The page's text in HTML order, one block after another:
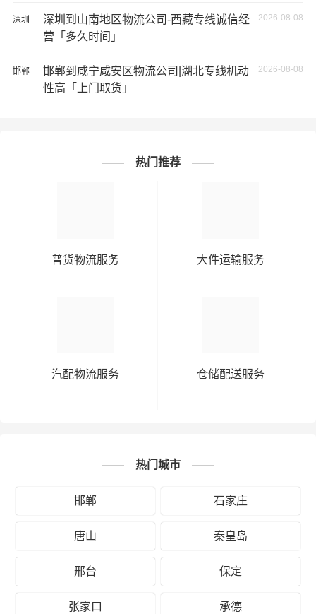
标签： # 松原专线
# 物流专线
# 物流公司
深圳 2026-08-08
深圳到山南地区物流公司-西藏专线诚信经
营「多久时间」
邯郸 2026-08-08
邯郸到咸宁咸安区物流公司|湖北专线机动
性高「上门取货」
热门推荐
普货物流服务 大件运输服务
汽配物流服务 仓储配送服务
热门城市
邯郸 石家庄
唐山 秦皇岛
邢台 保定
张家口 承德